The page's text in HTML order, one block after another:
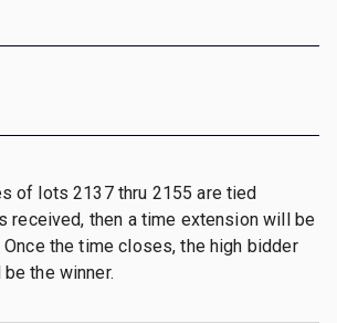
of lots 2137 thru 2155 are tied
received, then a time extension will be
the time closes, the high bidder
the winner.